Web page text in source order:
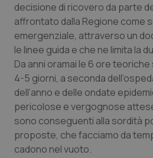
Edizioni Regionali
QS Pro
Professionisti Sanitari.AI
Abruzzo
Basilicata
QS Pro Gold
Artrite & artrosi
QS Club Newsletter
decisione di ricovero da parte
affrontato dalla Regione come
emergenziale, attraverso un
le linee guida e che ne limita la
Da anni oramai le 6 ore
4-5 giorni, a seconda
dell’anno e delle ondate
pericolose e vergognose
sono conseguenti alla sordità
proposte, che facciamo da
cadono nel vuoto.